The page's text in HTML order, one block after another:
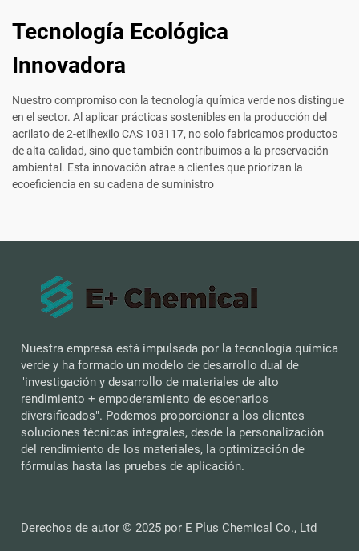
Tecnología Ecológica
Innovadora
Nuestro compromiso con la tecnología química verde nos distingue
en el sector. Al aplicar prácticas sostenibles en la producción del
acrilato de 2-etilhexilo CAS 103117, no solo fabricamos productos
de alta calidad, sino que también contribuimos a la preservación
ambiental. Esta innovación atrae a clientes que priorizan la
ecoeficiencia en su cadena de suministro
Nuestra empresa está impulsada por la tecnología química
verde y ha formado un modelo de desarrollo dual de
"investigación y desarrollo de materiales de alto
rendimiento + empoderamiento de escenarios
diversificados". Podemos proporcionar a los clientes
soluciones técnicas integrales, desde la personalización
del rendimiento de los materiales, la optimización de
fórmulas hasta las pruebas de aplicación.
Derechos de autor © 2025 por E Plus Chemical Co., Ltd